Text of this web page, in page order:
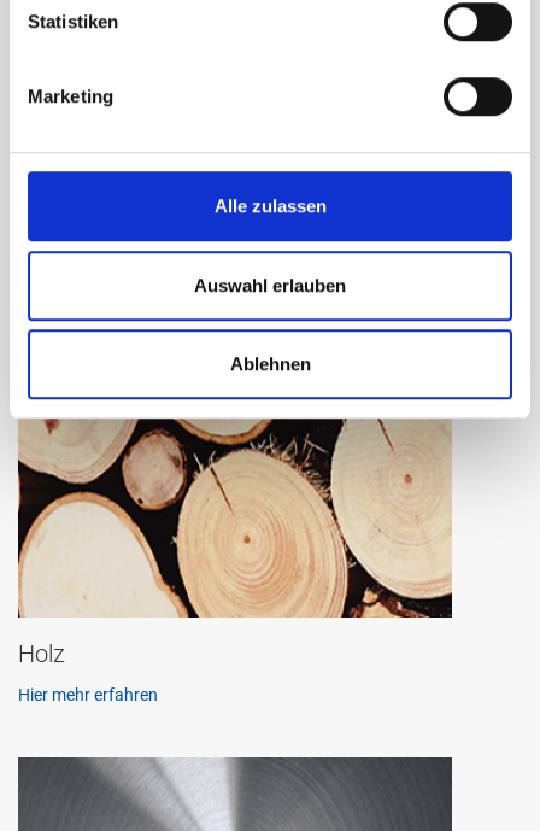
Statistiken
Marketing
Alle zulassen
Auswahl erlauben
Ablehnen
Holz
Hier mehr erfahren